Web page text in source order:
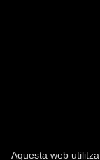
Aquesta web